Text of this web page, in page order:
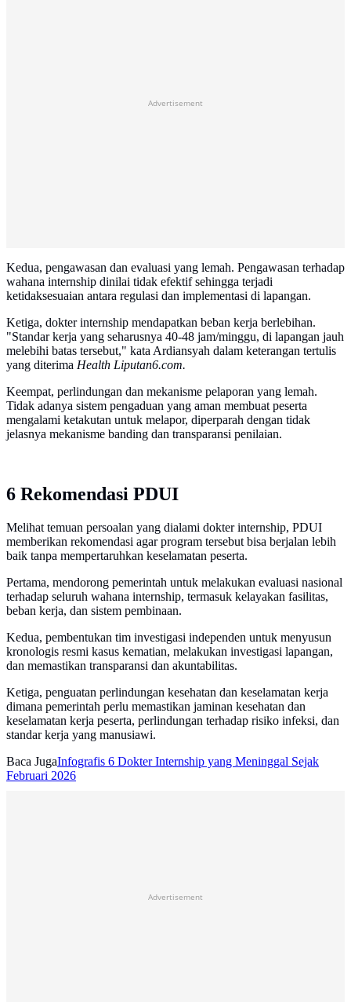
Advertisement
Kedua, pengawasan dan evaluasi yang lemah. Pengawasan terhadap
wahana internship dinilai tidak efektif sehingga terjadi
ketidaksesuaian antara regulasi dan implementasi di lapangan.
Ketiga, dokter internship mendapatkan beban kerja berlebihan.
"Standar kerja yang seharusnya 40-48 jam/minggu, di lapangan jauh
melebihi batas tersebut," kata Ardiansyah dalam keterangan tertulis
yang diterima Health Liputan6.com.
Keempat, perlindungan dan mekanisme pelaporan yang lemah.
Tidak adanya sistem pengaduan yang aman membuat peserta
mengalami ketakutan untuk melapor, diperparah dengan tidak
jelasnya mekanisme banding dan transparansi penilaian.
6 Rekomendasi PDUI
Melihat temuan persoalan yang dialami dokter internship, PDUI
memberikan rekomendasi agar program tersebut bisa berjalan lebih
baik tanpa mempertaruhkan keselamatan peserta.
Pertama, mendorong pemerintah untuk melakukan evaluasi nasional
terhadap seluruh wahana internship, termasuk kelayakan fasilitas,
beban kerja, dan sistem pembinaan.
Kedua, pembentukan tim investigasi independen untuk menyusun
kronologis resmi kasus kematian, melakukan investigasi lapangan,
dan memastikan transparansi dan akuntabilitas.
Ketiga, penguatan perlindungan kesehatan dan keselamatan kerja
dimana pemerintah perlu memastikan jaminan kesehatan dan
keselamatan kerja peserta, perlindungan terhadap risiko infeksi, dan
standar kerja yang manusiawi.
Baca JugaInfografis 6 Dokter Internship yang Meninggal Sejak
Februari 2026
Advertisement